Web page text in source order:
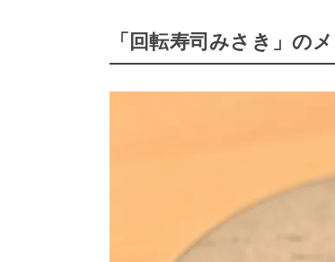
「回転寿司みさき」の